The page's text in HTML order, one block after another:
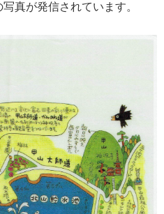
真が発信されています。